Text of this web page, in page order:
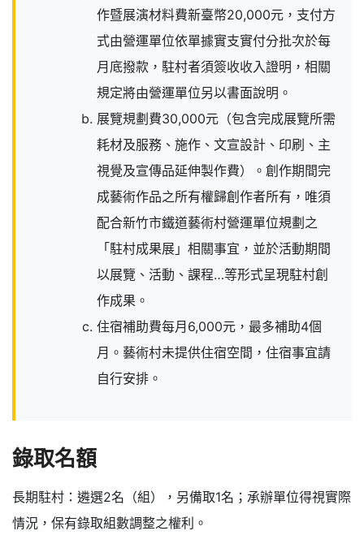
作暨展演材料費新臺幣20,000元，支付方
式由營運單位依單據實支實付分批次於每
月底撥款，駐村者須簽收收入證明，相關
規定將由營運單位另以書面說明。
展覽規劃費30,000元（包含完成展覽所需
耗材及服務、施作、文宣設計、印刷、主
視覺及宣傳品延伸製作費）。創作期間完
成藝術作品之所有權歸創作者所有，唯須
配合新竹市鐵道藝術村營運單位規劃之
「駐村成果展」相關事宜，並於活動期間
以展覽、活動、課程…等形式呈現駐村創
作成果。
住宿補助費每月6,000元，最多補助4個
月。藝術村未提供住宿空間，住宿事宜請
自行安排。
錄取名額
長期駐村：遴選2名（組），另備取1名；承辦單位得視實際
情況，保有錄取組數調整之權利。